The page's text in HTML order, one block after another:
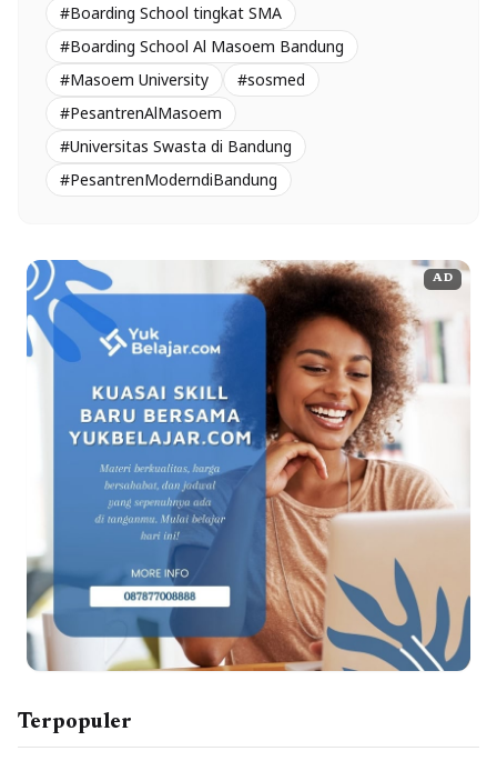
#Boarding School tingkat SMA
#Boarding School Al Masoem Bandung
#Masoem University
#sosmed
#PesantrenAlMasoem
#Universitas Swasta di Bandung
#PesantrenModerndiBandung
AD
Terpopuler